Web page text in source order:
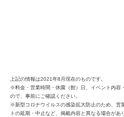
上記の情報は2021年8月現在のものです。
※料金・営業時間・休園（館）日、イベント内容
ので、事前にご確認ください。
※新型コロナウイルスの感染拡大防止のため、営
トの延期・中止など、掲載内容と異なる場合があ